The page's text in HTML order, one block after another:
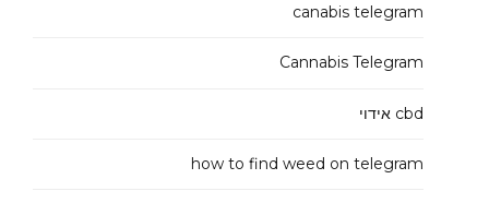
canabis telegram
Cannabis Telegram
cbd אידוי
how to find weed on telegram